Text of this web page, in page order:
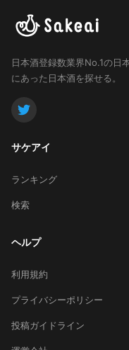
日本酒登録数業界No.1の日
にあった日本酒を探せる。
サケアイ
ランキング
検索
ヘルプ
利用規約
プライバシーポリシー
投稿ガイドライン